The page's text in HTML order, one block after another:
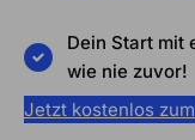
Dein Start mit
wie nie zuvor!
Jetzt kostenlos